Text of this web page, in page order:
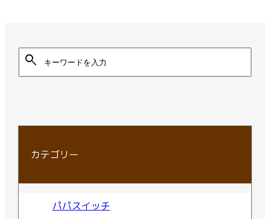
search
カテゴリー
パパスイッチ